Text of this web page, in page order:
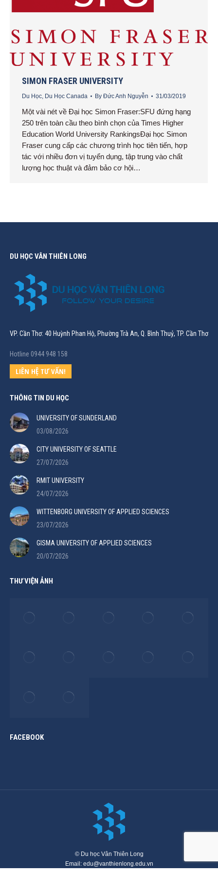
SIMON FRASER UNIVERSITY
Du Học, Du Học Canada By Đức Anh Nguyễn 31/03/2019
Một vài nét về Đại học Simon Fraser:SFU đứng hạng
250 trên toàn cầu theo bình chọn của Times Higher
Education World University RankingsĐại học Simon
Fraser cung cấp các chương trình học tiên tiến, hợp
tác với nhiều đơn vị tuyển dụng, tập trung vào chất
lượng học thuật và đảm bảo cơ hội…
DU HỌC VÂN THIÊN LONG
VP. Cần Thơ: 40 Huỳnh Phan Hộ, Phường Trà An, Q. Bình Thuỷ, TP. Cần Thơ
Hotline 0944 948 158
LIÊN HỆ TƯ VẤN!
THÔNG TIN DU HỌC
UNIVERSITY OF SUNDERLAND
03/08/2026
CITY UNIVERSITY OF SEATTLE
27/07/2026
RMIT UNIVERSITY
24/07/2026
WITTENBORG UNIVERSITY OF APPLIED SCIENCES
23/07/2026
GISMA UNIVERSITY OF APPLIED SCIENCES
20/07/2026
THƯ VIỆN ẢNH
FACEBOOK
© Du học Vân Thiên Long
Email: edu@vanthienlong.edu.vn